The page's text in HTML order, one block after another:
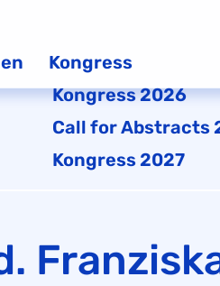
Kongress
Kongress 2026
Call for Abstracts
Kongress 2027